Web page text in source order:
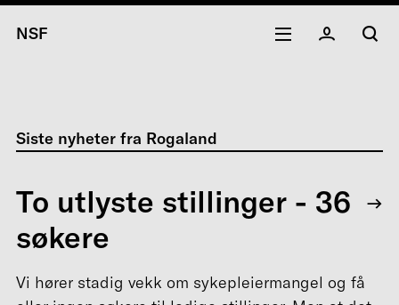
NSF
Siste nyheter fra Rogaland
To utlyste stillinger - 36
søkere
Vi hører stadig vekk om sykepleiermangel og få